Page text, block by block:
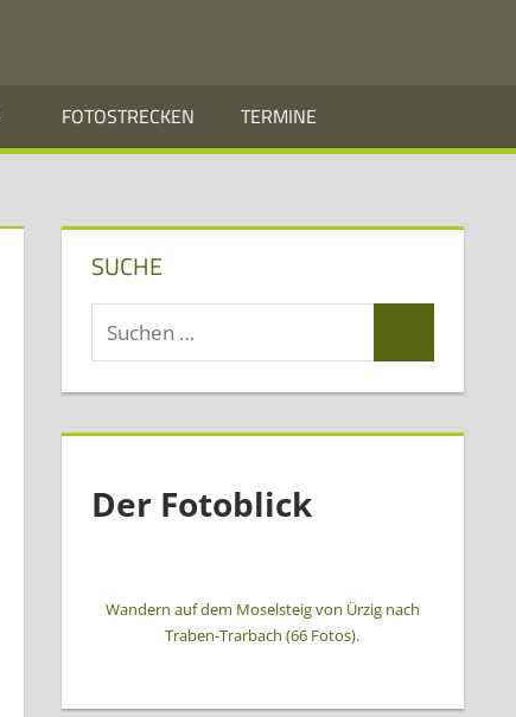
FOTOSTRECKEN TERMINE
SUCHE
Suchen
nach:
Der Fotoblick
Wandern auf dem Moselsteig von Ürzig nach
Traben-Trarbach (66 Fotos).